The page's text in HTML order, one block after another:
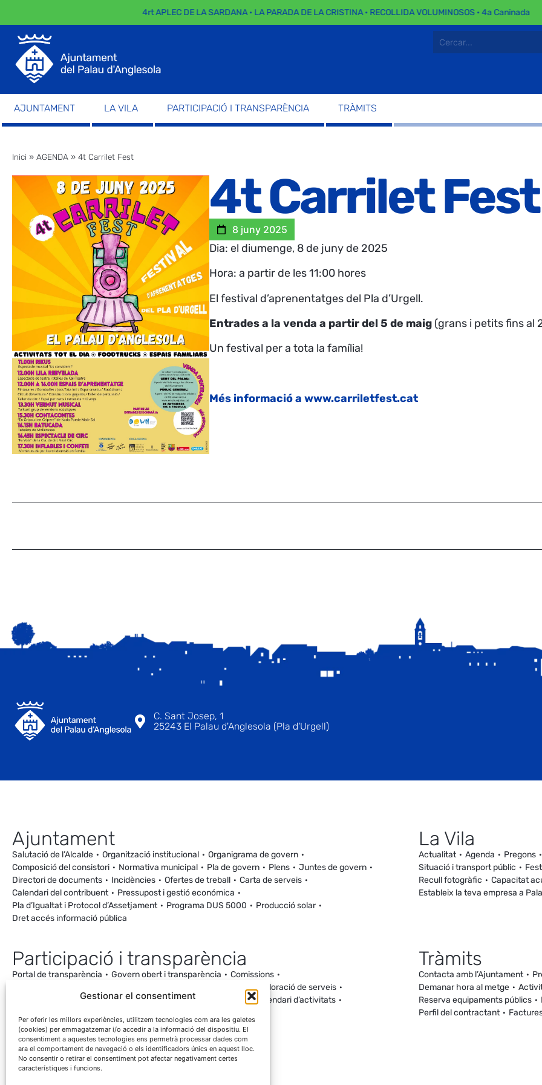
Gestionar el consentiment
Per oferir les millors experiències, utilitzem tecnologies com ara les galetes
(cookies) per emmagatzemar i/o accedir a la informació del dispositiu. El
consentiment a aquestes tecnologies ens permetrà processar dades com
ara el comportament de navegació o els identificadors únics en aquest lloc.
No consentir o retirar el consentiment pot afectar negativament certes
característiques i funcions.
4rt APLEC DE LA SARDANA · LA PARADA DE LA CRISTINA · RECOLLIDA VOLUMINOSOS · 4a Caninada
AJUNTAMENT LA VILA PARTICIPACIÓ I TRANSPARÈNCIA TRÀMITS
Inici » AGENDA » 4t Carrilet Fest
4t Carrilet Fest
8 juny 2025
Dia: el diumenge, 8 de juny de 2025
Hora: a partir de les 11:00 hores
El festival d’aprenentatges del Pla d’Urgell.
Entrades a la venda a partir del 5 de maig (grans i petits fins al
Un festival per a tota la família!
Més informació a www.carriletfest.cat
C. Sant Josep, 1
25243 El Palau d'Anglesola (Pla d'Urgell)
Ajuntament
Salutació de l’Alcalde Organització institucional
Organigrama de govern
Composició del consistori
Normativa municipal Pla de govern Plens
Juntes de govern
Directori de documents
Incidències Ofertes de treball
Carta de serveis
Calendari del contribuent
Pressupost i gestió económica
Pla d’Igualtat i Protocol d’Assetjament
Programa DUS 5000
Producció solar
Dret accés informació pública
La Vila
Actualitat Agenda Pregons
Situació i transport públic
Recull fotogràfic
Capacitat
Estableix la teva empresa a
Participació i transparència
Portal de transparència Govern obert i transparència
Comissions
Processos participatius
Valoració de serveis
Canal de denúncies Comunitat local d’energia
Calendari d’activitats
Tràmits
Contacta amb l’Ajuntament
Demanar hora al metge
Reserva equipaments públics
Perfil del contractant